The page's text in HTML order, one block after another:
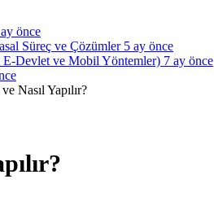
önce
Süreç ve Çözümler 5 ay önce
E-Devlet ve Mobil Yöntemler) 7 ay önce
Nasıl Yapılır?